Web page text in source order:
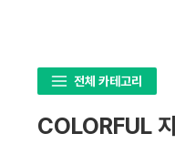
전체 카테고리
COLORFUL